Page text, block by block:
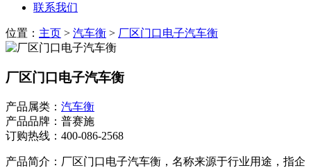
联系我们
位置： 主页 > 汽车衡 > 厂区门口电子汽车衡
厂区门口电子汽车衡
产品属类： 汽车衡
产品品牌：普赛施
订购热线： 400-086-2568
产品简介：厂区门口电子汽车衡，名称来源于行业用途，指企